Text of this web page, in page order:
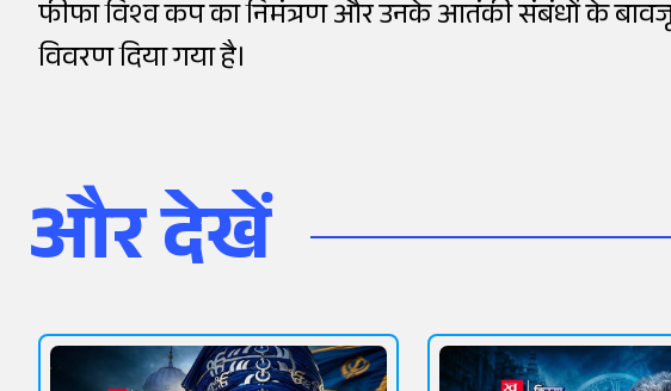
फीफा विश्व कप का निमंत्रण और उनके आतंकी संबंधों के बावजूद
विवरण दिया गया है।
और देखें